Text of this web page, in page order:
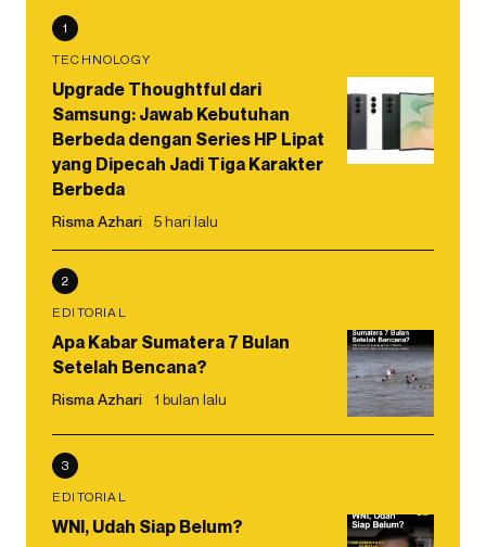
1
TECHNOLOGY
Upgrade Thoughtful dari
Samsung: Jawab Kebutuhan
Berbeda dengan Series HP Lipat
yang Dipecah Jadi Tiga Karakter
Berbeda
Risma Azhari 5 hari lalu
2
EDITORIAL
Apa Kabar Sumatera 7 Bulan
Setelah Bencana?
Risma Azhari 1 bulan lalu
3
EDITORIAL
WNI, Udah Siap Belum?